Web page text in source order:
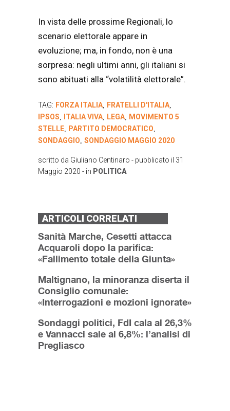
In vista delle prossime Regionali, lo
scenario elettorale appare in
evoluzione; ma, in fondo, non è una
sorpresa: negli ultimi anni, gli italiani si
sono abituati alla “volatilità elettorale”.
TAG: FORZA ITALIA, FRATELLI D'ITALIA,
IPSOS, ITALIA VIVA, LEGA, MOVIMENTO 5
STELLE, PARTITO DEMOCRATICO,
SONDAGGIO, SONDAGGIO MAGGIO 2020
scritto da Giuliano Centinaro - pubblicato il 31
Maggio 2020 - in POLITICA
ARTICOLI CORRELATI
Sanità Marche, Cesetti attacca
Acquaroli dopo la parifica:
«Fallimento totale della Giunta»
Maltignano, la minoranza diserta il
Consiglio comunale:
«Interrogazioni e mozioni ignorate»
Sondaggi politici, FdI cala al 26,3%
e Vannacci sale al 6,8%: l’analisi di
Pregliasco